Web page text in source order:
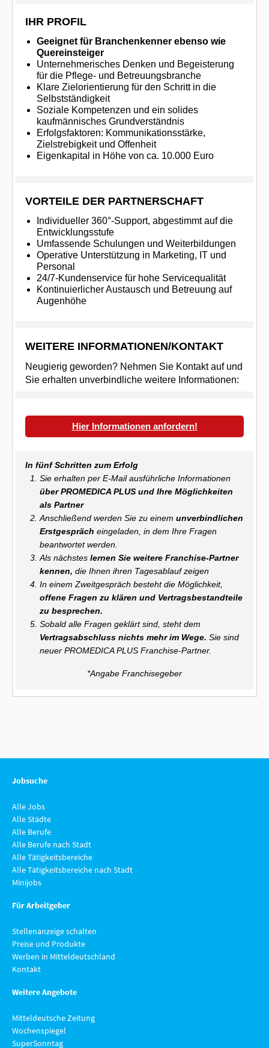
Jobsuche
Alle Jobs
Alle Städte
Alle Berufe
Alle Berufe nach Stadt
Alle Tätigkeitsbereiche
Alle Tätigkeitsbereiche nach Stadt
Minijobs
Für Arbeitgeber
Stellenanzeige schalten
Preise und Produkte
Werben in Mitteldeutschland
Kontakt
Weitere Angebote
Mitteldeutsche Zeitung
Wochenspiegel
SuperSonntag